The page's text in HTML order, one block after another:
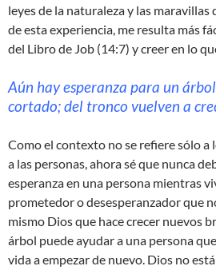
leyes de la naturaleza y las maravillas
de esta experiencia, me resulta más
del Libro de Job (14:7) y creer en lo
Aún hay esperanza para un
cortado; del tronco vuelven a
Como el contexto no se refiere sólo a
a las personas, ahora sé que nunca
esperanza en una persona mientras
prometedor o desesperanzador que
mismo Dios que hace crecer nuevos
árbol puede ayudar a una persona
vida a empezar de nuevo. Dios no